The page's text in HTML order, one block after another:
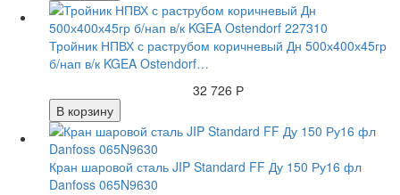
Тройник НПВХ с раструбом коричневый Дн 500х400х45гр
б/нап в/к KGEA Ostendorf…
32 726 Р
В корзину
Кран шаровой сталь JIP Standard FF Ду 150 Ру16 фл
Danfoss 065N9630